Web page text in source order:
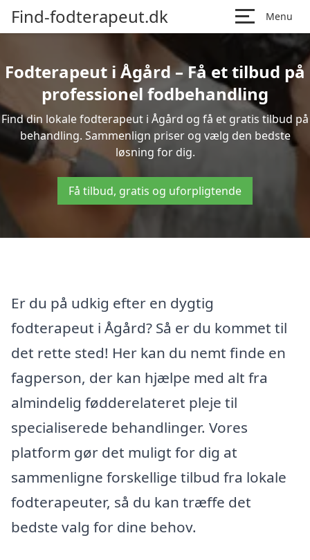
Find-fodterapeut.dk Menu
Fodterapeut i Ågård – Få et tilbud på
professionel fodbehandling
Find din lokale fodterapeut i Ågård og få et gratis tilbud på
behandling. Sammenlign priser og vælg den bedste
løsning for dig.
Få tilbud, gratis og uforpligtende
Er du på udkig efter en dygtig
fodterapeut i Ågård? Så er du kommet til
det rette sted! Her kan du nemt finde en
fagperson, der kan hjælpe med alt fra
almindelig fødderelateret pleje til
specialiserede behandlinger. Vores
platform gør det muligt for dig at
sammenligne forskellige tilbud fra lokale
fodterapeuter, så du kan træffe det
bedste valg for dine behov.